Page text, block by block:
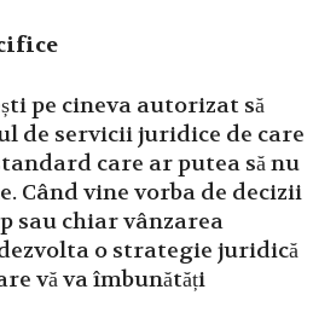
pe cineva autorizat să
de servicii juridice de care
care ar putea să nu
Când vine vorba de decizii
sau chiar vânzarea
o strategie juridică
vă va îmbunătăți